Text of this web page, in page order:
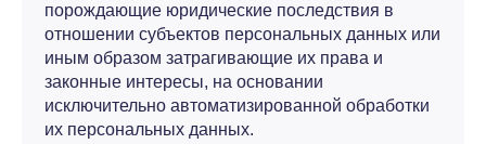
порождающие юридические последствия в
отношении субъектов персональных данных или
иным образом затрагивающие их права и
законные интересы, на основании
исключительно автоматизированной обработки
их персональных данных.